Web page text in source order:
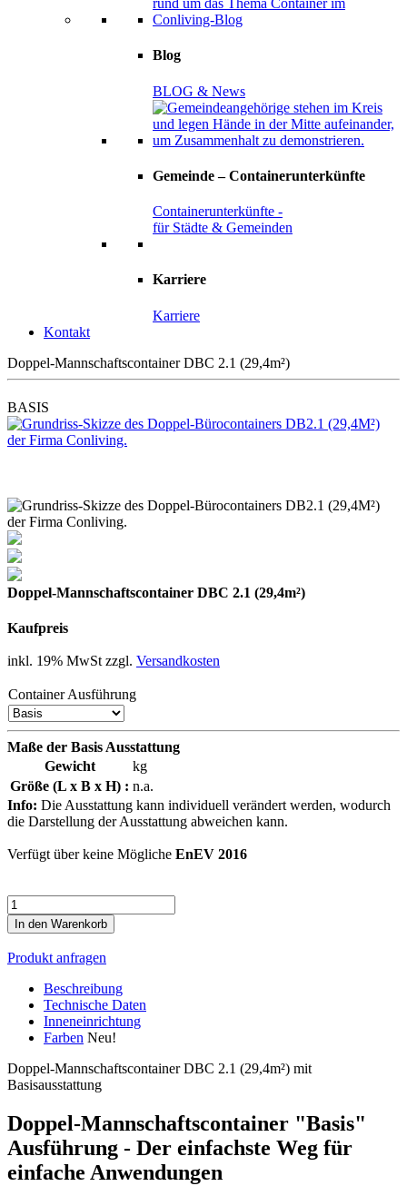
Blog
BLOG & News
Gemeinde – Containerunterkünfte
Containerunterkünfte -
für Städte & Gemeinden
Karriere
Karriere
Kontakt
Doppel-Mannschaftscontainer DBC 2.1 (29,4m²)
BASIS
Doppel-Mannschaftscontainer DBC 2.1 (29,4m²)
Kaufpreis
inkl. 19% MwSt zzgl. Versandkosten
Container Ausführung
Maße der Basis Ausstattung
Gewicht
kg
Größe (L x B x H) : n.a.
Info: Die Ausstattung kann individuell verändert werden, wodurch
die Darstellung der Ausstattung abweichen kann.
Verfügt über keine Mögliche EnEV 2016
Anzahl
In den Warenkorb
Produkt anfragen
Beschreibung
Technische Daten
Inneneinrichtung
Farben Neu!
Doppel-Mannschaftscontainer DBC 2.1 (29,4m²) mit
Basisausstattung
Doppel-Mannschaftscontainer "Basis"
Ausführung - Der einfachste Weg für
einfache Anwendungen